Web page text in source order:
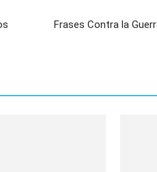
Frases Contra la